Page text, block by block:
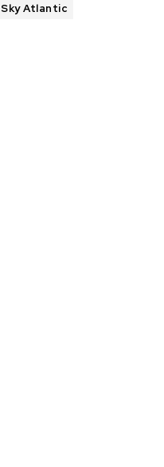
Sky Atlantic